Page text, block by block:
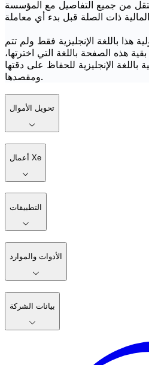
من جميع التفاصيل مع المؤسسة
هذا باللغة الإنجليزية فقط ولم تتم
هذه الصفحة باللغة التي اخترتها،
باللغة الإنجليزية للحفاظ على دقتها
ومقصدها.
تحويل الأموال
أعمال Xe
التطبيقات
الأدوات والموارد
بيانات الشركة